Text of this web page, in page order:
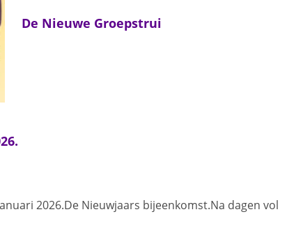
De Nieuwe Groepstrui
2026.De Nieuwjaars bijeenkomst.Na dagen vol